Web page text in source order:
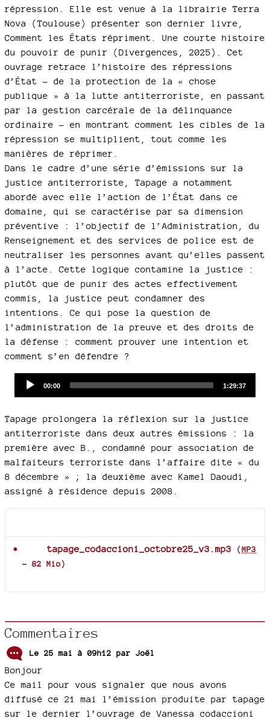
répression. Elle est venue à la librairie Terra
Nova (Toulouse) présenter son dernier livre,
Comment les États répriment. Une courte histoire
du pouvoir de punir (Divergences, 2025). Cet
ouvrage retrace l’histoire des répressions
d’État – de la protection de la « chose
publique » à la lutte antiterroriste, en passant
par la gestion carcérale de la délinquance
ordinaire – en montrant comment les cibles de la
répression se multiplient, tout comme les
manières de réprimer.
Dans le cadre d’une série d’émissions sur la
justice antiterroriste, Tapage a notamment
abordé avec elle l’action de l’État dans ce
domaine, qui se caractérise par sa dimension
préventive : l’objectif de l’Administration, du
Renseignement et des services de police est de
neutraliser les personnes avant qu’elles passent
à l’acte. Cette logique contamine la justice :
plutôt que de punir des actes effectivement
commis, la justice peut condamner des
intentions. Ce qui pose la question de
l’administration de la preuve et des droits de
la défense : comment prouver une intention et
comment s’en défendre ?
Current
00:00
Total
1:29:37
Tapage prolongera la réflexion sur la justice
antiterroriste dans deux autres émissions : la
première avec B., condamné pour association de
malfaiteurs terroriste dans l’affaire dite « du
8 décembre » ; la deuxième avec Kamel Daoudi,
assigné à résidence depuis 2008.
tapage_codaccioni_octobre25_v3.mp3 (MP3
- 82 Mio)
Commentaires
Le 25 mai à 09h12 par Joël
Bonjour
Ce mail pour vous signaler que nous avons
diffusé ce 21 mai l’émission produite par tapage
sur le dernier l’ouvrage de Vanessa codaccioni